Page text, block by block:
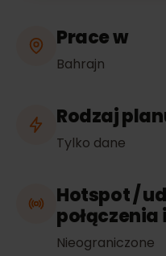
Prace w
Bahrajn
Rodzaj
Tylko dane
Hotspot /
Nieograniczone